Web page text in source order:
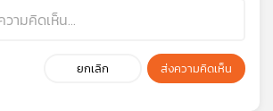
ยกเลิก ส่งความคิดเห็น